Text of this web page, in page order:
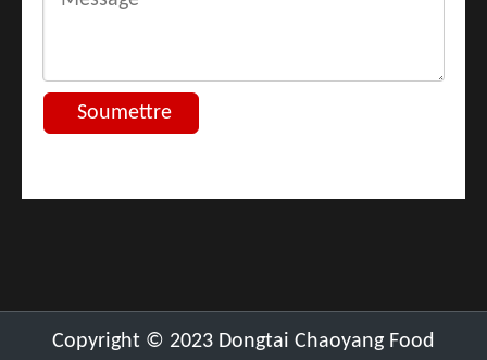
Soumettre
​Copyright © 2023 Dongtai Chaoyang Food